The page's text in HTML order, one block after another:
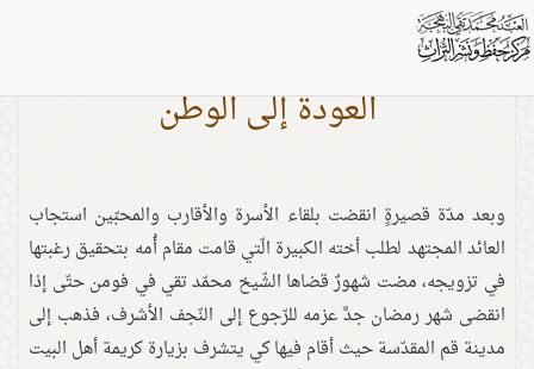
العودة إلى الوطن
وبعد مدّة قصيرةٍ انقضت بلقاء الأسرة والأقارب والمحبّين استجاب
العائد المجتهد لطلب أخته الكبيرة الّتي قامت مقام أُمه بتحقيق رغبتها
في تزويجه، مضت شهورٌ قضاها الشّيخ محمّد تقي في فومن حتّى إذا
انقضى شهر رمضان جدَّ عزمه للرّجوع إلى النّجف الأشرف، فذهب إلى
مدينة قم المقدّسة حيث أقام فيها كي يتشرف بزيارة كريمة أهل البيت